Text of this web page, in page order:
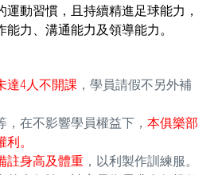
運動習慣，且持續精進足球能力，
力、溝通能力及領導能力。
達4人不開課 ，學員請假不另外補
，在不影響學員權益下， 本俱樂部
。
註身高及體重 ，以利製作訓練服。